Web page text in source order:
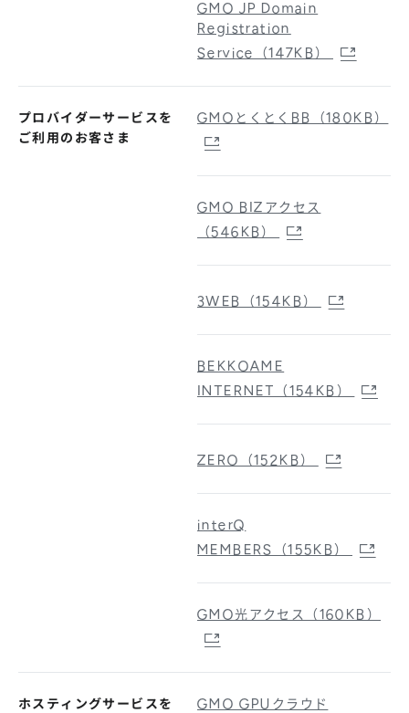
GMO JP Domain
Registration
Service（147KB）
プロバイダーサービスを
ご利用のお客さま
GMOとくとくBB（180KB）
GMO BIZアクセス
（546KB）
3WEB（154KB）
BEKKOAME
INTERNET（154KB）
ZERO（152KB）
interQ
MEMBERS（155KB）
GMO光アクセス（160KB）
ホスティングサービスを
GMO GPUクラウド